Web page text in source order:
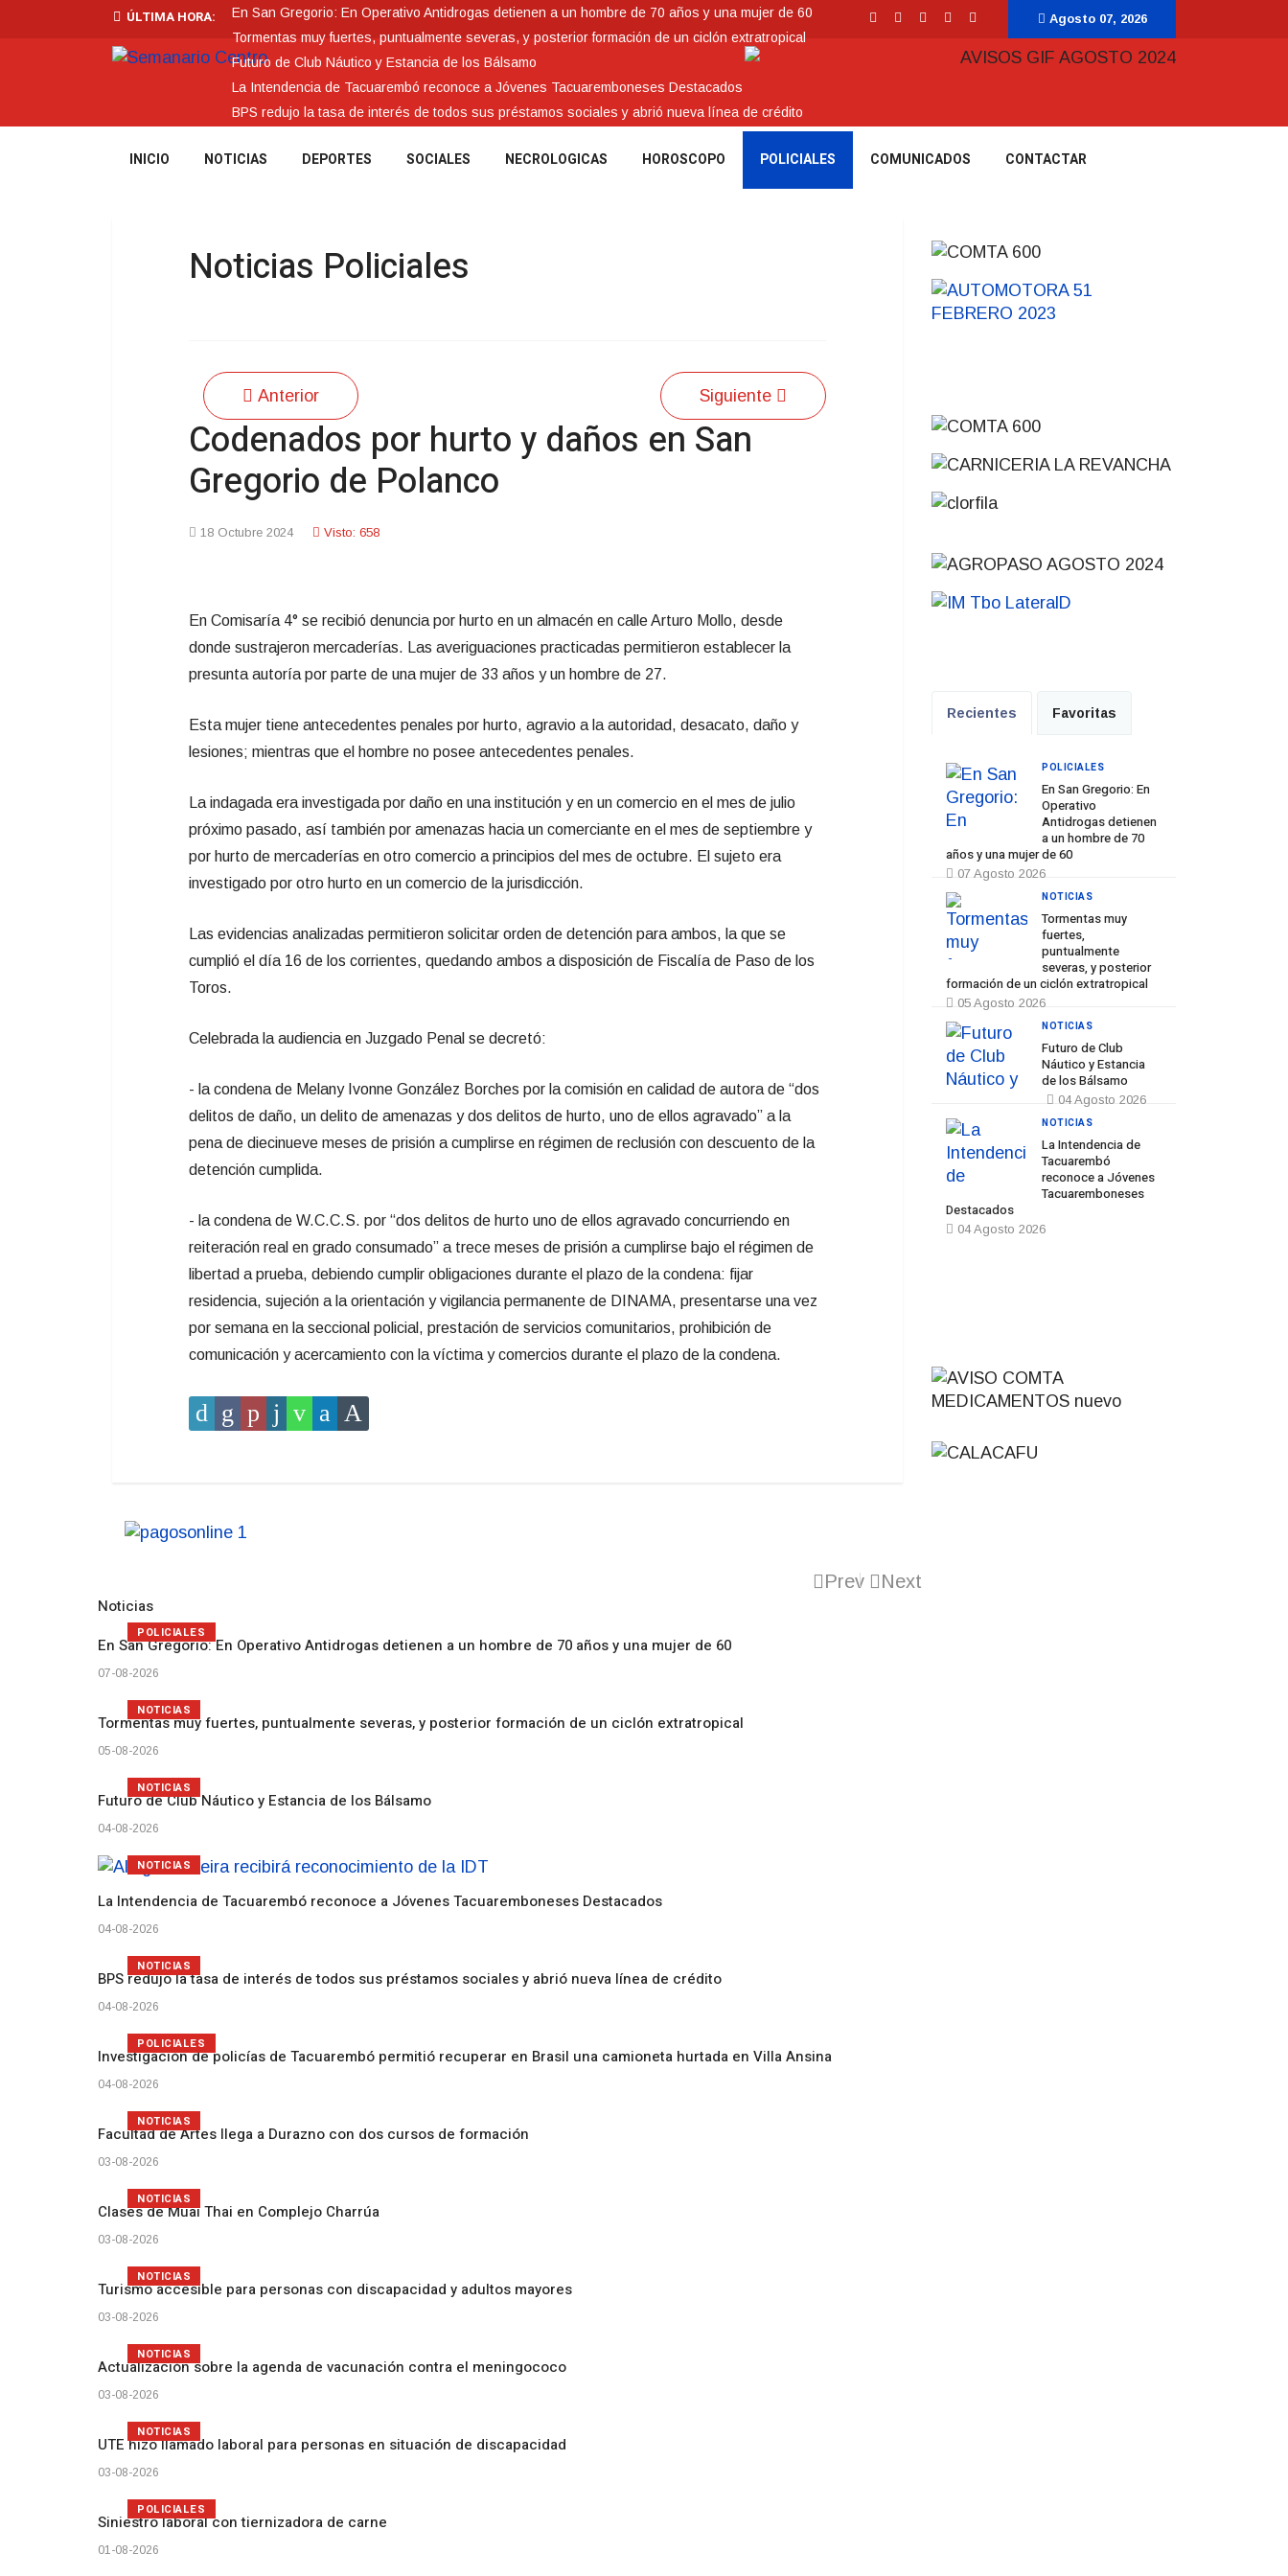
ÚLTIMA HORA:
En San Gregorio: En Operativo Antidrogas detienen a un hombre de 70 años y una mujer de 60
Tormentas muy fuertes, puntualmente severas, y posterior formación de un ciclón extratropical
Futuro de Club Náutico y Estancia de los Bálsamo
La Intendencia de Tacuarembó reconoce a Jóvenes Tacuaremboneses Destacados
BPS redujo la tasa de interés de todos sus préstamos sociales y abrió nueva línea de crédito
Agosto 07, 2026
INICIO NOTICIAS DEPORTES SOCIALES NECROLOGICAS HOROSCOPO POLICIALES COMUNICADOS CONTACTAR
Noticias Policiales
Anterior Siguiente
Codenados por hurto y daños en San
Gregorio de Polanco
18 Octubre 2024 Visto: 658
En Comisaría 4° se recibió denuncia por hurto en un almacén en calle Arturo Mollo, desde
donde sustrajeron mercaderías. Las averiguaciones practicadas permitieron establecer la
presunta autoría por parte de una mujer de 33 años y un hombre de 27.
Esta mujer tiene antecedentes penales por hurto, agravio a la autoridad, desacato, daño y
lesiones; mientras que el hombre no posee antecedentes penales.
La indagada era investigada por daño en una institución y en un comercio en el mes de julio
próximo pasado, así también por amenazas hacia un comerciante en el mes de septiembre y
por hurto de mercaderías en otro comercio a principios del mes de octubre. El sujeto era
investigado por otro hurto en un comercio de la jurisdicción.
Las evidencias analizadas permitieron solicitar orden de detención para ambos, la que se
cumplió el día 16 de los corrientes, quedando ambos a disposición de Fiscalía de Paso de los
Toros.
Celebrada la audiencia en Juzgado Penal se decretó:
- la condena de Melany Ivonne González Borches por la comisión en calidad de autora de “dos
delitos de daño, un delito de amenazas y dos delitos de hurto, uno de ellos agravado” a la
pena de diecinueve meses de prisión a cumplirse en régimen de reclusión con descuento de la
detención cumplida.
- la condena de W.C.C.S. por “dos delitos de hurto uno de ellos agravado concurriendo en
reiteración real en grado consumado” a trece meses de prisión a cumplirse bajo el régimen de
libertad a prueba, debiendo cumplir obligaciones durante el plazo de la condena: fijar
residencia, sujeción a la orientación y vigilancia permanente de DINAMA, presentarse una vez
por semana en la seccional policial, prestación de servicios comunitarios, prohibición de
comunicación y acercamiento con la víctima y comercios durante el plazo de la condena.
Noticias
Prev Next
En San Gregorio: En Operativo Antidrogas detienen a un hombre de 70 años y una mujer de 60
07-08-2026
POLICIALES
Tormentas muy fuertes, puntualmente severas, y posterior formación de un ciclón extratropical
05-08-2026
NOTICIAS
Futuro de Club Náutico y Estancia de los Bálsamo
04-08-2026
NOTICIAS
La Intendencia de Tacuarembó reconoce a Jóvenes Tacuaremboneses Destacados
04-08-2026
NOTICIAS
BPS redujo la tasa de interés de todos sus préstamos sociales y abrió nueva línea de crédito
04-08-2026
NOTICIAS
Investigación de policías de Tacuarembó permitió recuperar en Brasil una camioneta hurtada en Villa Ansina
04-08-2026
POLICIALES
Facultad de Artes llega a Durazno con dos cursos de formación
03-08-2026
NOTICIAS
Clases de Muai Thai en Complejo Charrúa
03-08-2026
NOTICIAS
Turismo accesible para personas con discapacidad y adultos mayores
03-08-2026
NOTICIAS
Actualización sobre la agenda de vacunación contra el meningococo
03-08-2026
NOTICIAS
UTE hizo llamado laboral para personas en situación de discapacidad
03-08-2026
NOTICIAS
Siniestro laboral con tiernizadora de carne
01-08-2026
POLICIALES
Recientes Favoritas
En San Gregorio: En
Operativo
Antidrogas detienen
a un hombre de 70
años y una mujer de 60
07 Agosto 2026
POLICIALES
Tormentas muy
fuertes,
puntualmente
severas, y posterior
formación de un ciclón extratropical
05 Agosto 2026
NOTICIAS
Futuro de Club
Náutico y Estancia
de los Bálsamo
04 Agosto 2026
NOTICIAS
La Intendencia de
Tacuarembó
reconoce a Jóvenes
Tacuaremboneses
Destacados
04 Agosto 2026
NOTICIAS